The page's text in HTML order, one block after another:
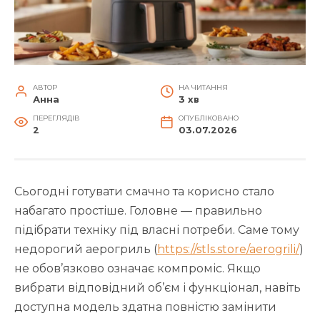
АВТОР
Анна
НА ЧИТАННЯ
3 хв
ПЕРЕГЛЯДІВ
2
ОПУБЛІКОВАНО
03.07.2026
Сьогодні готувати смачно та корисно стало
набагато простіше. Головне — правильно
підібрати техніку під власні потреби. Саме тому
недорогий аерогриль (https://stls.store/aerogrili/)
не обов’язково означає компроміс. Якщо
вибрати відповідний об’єм і функціонал, навіть
доступна модель здатна повністю замінити